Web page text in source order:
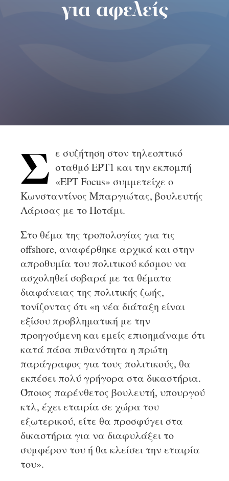
για αφελείς
Σ ε συζήτηση στον τηλεοπτικό
σταθμό ΕΡΤ1 και την εκπομπή
«ΕΡΤ Focus» συμμετείχε ο
Κωνσταντίνος Μπαργιώτας, βουλευτής
Λάρισας με το Ποτάμι.
Στο θέμα της τροπολογίας για τις
offshore, αναφέρθηκε αρχικά και στην
απροθυμία του πολιτικού κόσμου να
ασχοληθεί σοβαρά με τα θέματα
διαφάνειας της πολιτικής ζωής,
τονίζοντας ότι «η νέα διάταξη είναι
εξίσου προβληματική με την
προηγούμενη και εμείς επισημάναμε ότι
κατά πάσα πιθανότητα η πρώτη
παράγραφος για τους πολιτικούς, θα
εκπέσει πολύ γρήγορα στα δικαστήρια.
Όποιος παρένθετος βουλευτή, υπουργού
κτλ, έχει εταιρία σε χώρα του
εξωτερικού, είτε θα προσφύγει στα
δικαστήρια για να διαφυλάξει το
συμφέρον του ή θα κλείσει την εταιρία
του».